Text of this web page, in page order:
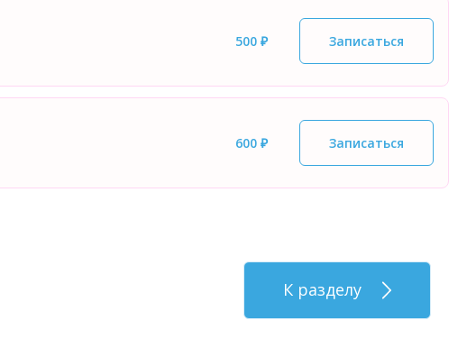
500 ₽ Записаться
600 ₽ Записаться
К разделу